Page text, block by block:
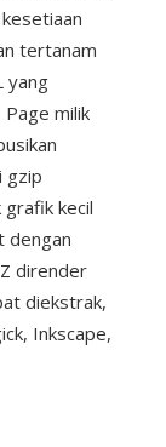
tertanam
yang
milik
gzip
kecil
dengan
dirender
diekstrak,
Inkscape,